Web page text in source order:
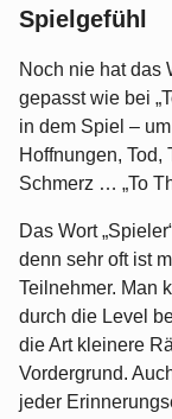
Spielgefühl
Noch nie hat das
gepasst wie bei
in dem Spiel –
Hoffnungen, Tod,
Schmerz … „To
Das Wort
denn sehr oft ist
Teilnehmer. Man
durch die Level
die Art kleinere
Vordergrund.
jeder